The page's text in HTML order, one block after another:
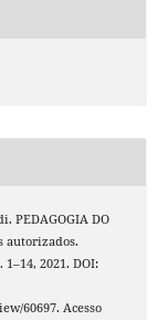
PEDAGOGIA DO
autorizados.
1–14, 2021. DOI:
60697. Acesso